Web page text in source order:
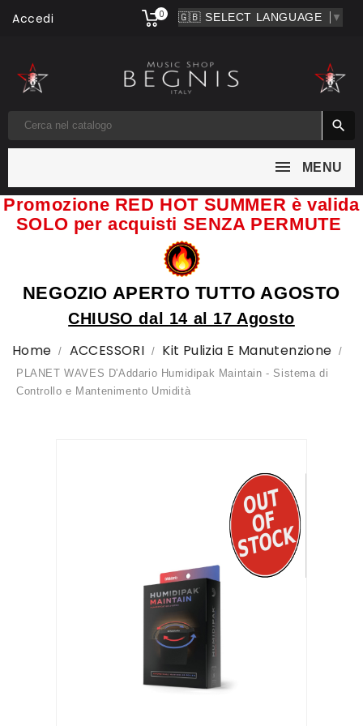
▼
Accedi 0

MENU
Promozione RED HOT SUMMER è valida
SOLO per acquisti SENZA PERMUTE
NEGOZIO APERTO TUTTO AGOSTO
CHIUSO dal 14 al 17 Agosto
Home ACCESSORI Kit Pulizia E Manutenzione
PLANET WAVES D'Addario Humidipak Maintain - Sistema di
Controllo e Mantenimento Umidità